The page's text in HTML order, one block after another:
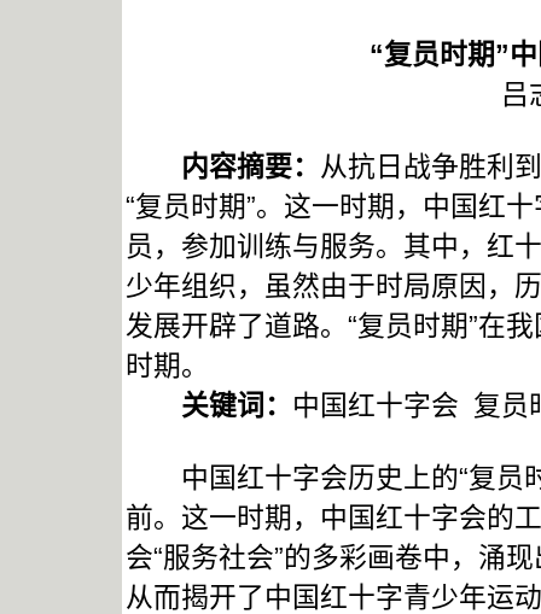
“复员时期”
吕
内容摘要： 从抗日战争胜利
“复员时期”。这一时期，中国红
员，参加训练与服务。其中，红
少年组织，虽然由于时局原因，
发展开辟了道路。“复员时期”在
时期。
关键词： 中国红十字会 复
中国红十字会历史上的“复员
前。这一时期，中国红十字会的
会“服务社会”的多彩画卷中，涌
从而揭开了中国红十字青少年运